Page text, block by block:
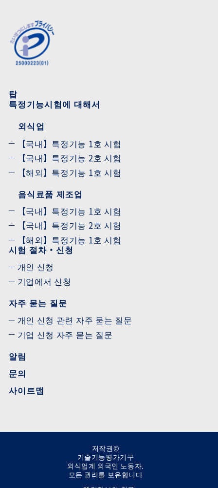
탑
특정기능시험에 대해서
외식업
【국내】특정기능 1호 시험
【국내】특정기능 2호 시험
【해외】특정기능 1호 시험
음식료품 제조업
【국내】특정기능 1호 시험
【국내】특정기능 2호 시험
【해외】특정기능 1호 시험
시험 절차・신청
개인 신청
기업에서 신청
자주 묻는 질문
개인 신청 관련 자주 묻는 질문
기업 신청 자주 묻는 질문
알림
문의
사이트맵
저작권©
기술기능평가기구
외식업계 외국인 노동자.
모든 권리를 보유합니다